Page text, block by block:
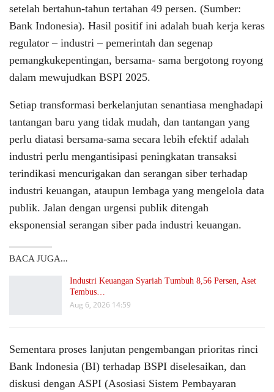
setelah bertahun-tahun tertahan 49 persen. (Sumber:
Bank Indonesia). Hasil positif ini adalah buah kerja keras
regulator – industri – pemerintah dan segenap
pemangkukepentingan, bersama- sama bergotong royong
dalam mewujudkan BSPI 2025.
Setiap transformasi berkelanjutan senantiasa menghadapi
tantangan baru yang tidak mudah, dan tantangan yang
perlu diatasi bersama-sama secara lebih efektif adalah
industri perlu mengantisipasi peningkatan transaksi
terindikasi mencurigakan dan serangan siber terhadap
industri keuangan, ataupun lembaga yang mengelola data
publik. Jalan dengan urgensi publik ditengah
eksponensial serangan siber pada industri keuangan.
BACA JUGA...
Industri Keuangan Syariah Tumbuh 8,56 Persen, Aset
Tembus…
Aug 6, 2026 14:59
Sementara proses lanjutan pengembangan prioritas rinci
Bank Indonesia (BI) terhadap BSPI diselesaikan, dan
diskusi dengan ASPI (Asosiasi Sistem Pembayaran